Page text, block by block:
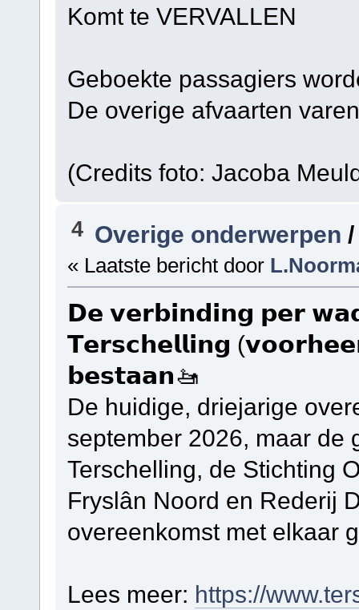
Komt te VERVALLEN
Geboekte passagiers
De overige afvaarten
(Credits foto: Jacoba
4 Overige onderwerpen
« Laatste bericht door
𝗗𝗲 𝘃𝗲𝗿𝗯𝗶𝗻𝗱𝗶𝗻𝗴 𝗽𝗲𝗿
𝗧𝗲𝗿𝘀𝗰𝗵𝗲𝗹𝗹𝗶𝗻𝗴
𝗯𝗲𝘀𝘁𝗮𝗮𝗻🚤
De huidige, driejarige
september 2026, maar de
Terschelling, de Stichting
Fryslân Noord en Rederij
overeenkomst met elkaar
Lees meer: https://